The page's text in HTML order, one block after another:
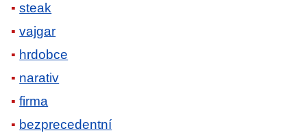
steak
vajgar
hrdobce
narativ
firma
bezprecedentní